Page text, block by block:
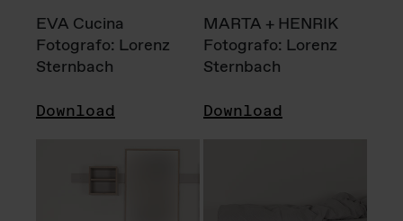
EVA Cucina
Fotografo: Lorenz
Sternbach
Download
MARTA + HENRIK
Fotografo: Lorenz
Sternbach
Download